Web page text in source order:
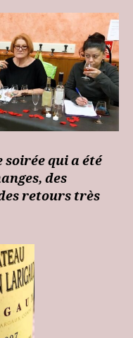
qui a été
des
retours très